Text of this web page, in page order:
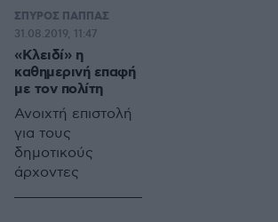
η ισονομία, το
δικαίωμα της
έκφρασης δεν
μπορούν να
νοηθούν, ούτε να
λειτουργήσουν,
πρακτικά κυρίως,
χωρίς την Παιδεία
ΣΠΥΡΟΣ ΠΑΠΠΑΣ
«Κλειδί» η
καθημερινή επαφή
με τον πολίτη
Ανοιχτή επιστολή
για τους
δημοτικούς
άρχοντες
31.08.2019, 11:47